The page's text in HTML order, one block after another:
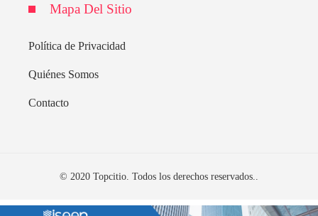
Mapa Del Sitio
Política de Privacidad
Quiénes Somos
Contacto
© 2020 Topcitio. Todos los derechos reservados..